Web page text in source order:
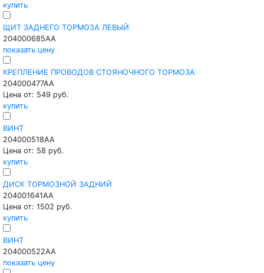
купить
ЩИТ ЗАДНЕГО ТОРМОЗА ЛЕВЫЙ
204000685AA
показать цену
КРЕПЛЕНИЕ ПРОВОДОВ СТОЯНОЧНОГО ТОРМОЗА
204000477AA
Цена от: 549 руб.
купить
ВИНТ
204000518AA
Цена от: 58 руб.
купить
ДИСК ТОРМОЗНОЙ ЗАДНИЙ
204001641AA
Цена от: 1502 руб.
купить
ВИНТ
204000522AA
показать цену